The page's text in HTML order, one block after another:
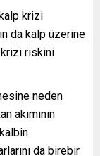
krizi
da kalp üzerine
riskini
neden
akımının
da birebir